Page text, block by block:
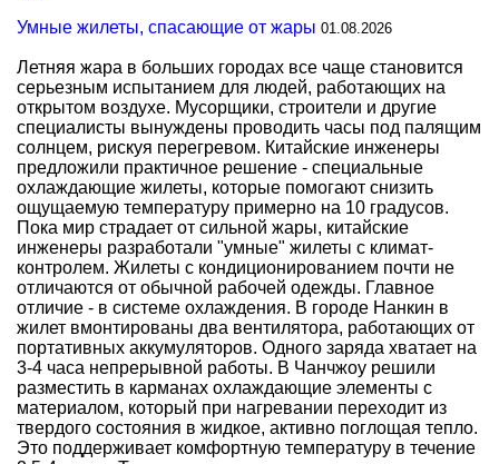
Умные жилеты, спасающие от жары 01.08.2026
Летняя жара в больших городах все чаще становится
серьезным испытанием для людей, работающих на
открытом воздухе. Мусорщики, строители и другие
специалисты вынуждены проводить часы под палящим
солнцем, рискуя перегревом. Китайские инженеры
предложили практичное решение - специальные
охлаждающие жилеты, которые помогают снизить
ощущаемую температуру примерно на 10 градусов.
Пока мир страдает от сильной жары, китайские
инженеры разработали "умные" жилеты с климат-
контролем. Жилеты с кондиционированием почти не
отличаются от обычной рабочей одежды. Главное
отличие - в системе охлаждения. В городе Нанкин в
жилет вмонтированы два вентилятора, работающих от
портативных аккумуляторов. Одного заряда хватает на
3-4 часа непрерывной работы. В Чанчжоу решили
разместить в карманах охлаждающие элементы с
материалом, который при нагревании переходит из
твердого состояния в жидкое, активно поглощая тепло.
Это поддерживает комфортную температуру в течение